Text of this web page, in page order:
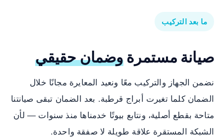
ما بعد التركيب
صيانة مستمرةوضمان حقيقي
نضمن الجهاز والتركيب معًا ونعيد المعايرة مجانًا خلال
الضمان كلما تغيرت أبراج قرطبة. بعد الضمان تبقى صيانتنا
متاحة بقطع أصلية، ونتابع بيوتًا خدمناها منذ سنوات — لأن
الشبكة المستقرة علاقة طويلة لا صفقة واحدة.